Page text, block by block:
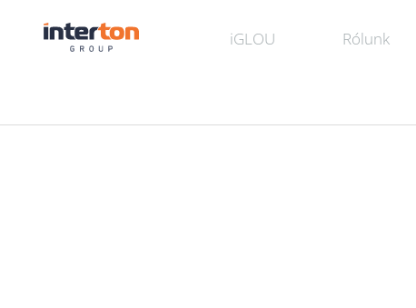
iGLOU Rólunk